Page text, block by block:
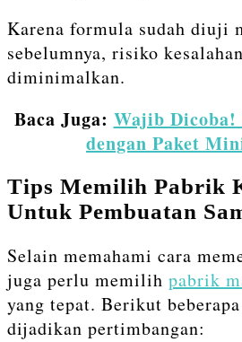
Karena formula sudah diuji
sebelumnya, risiko
diminimalkan.
Baca Juga: Wajib
dengan Paket
Tips Memilih Pabrik
Untuk Pembuatan
Selain memahami cara
juga perlu memilih pabrik
yang tepat. Berikut
dijadikan pertimbangan: